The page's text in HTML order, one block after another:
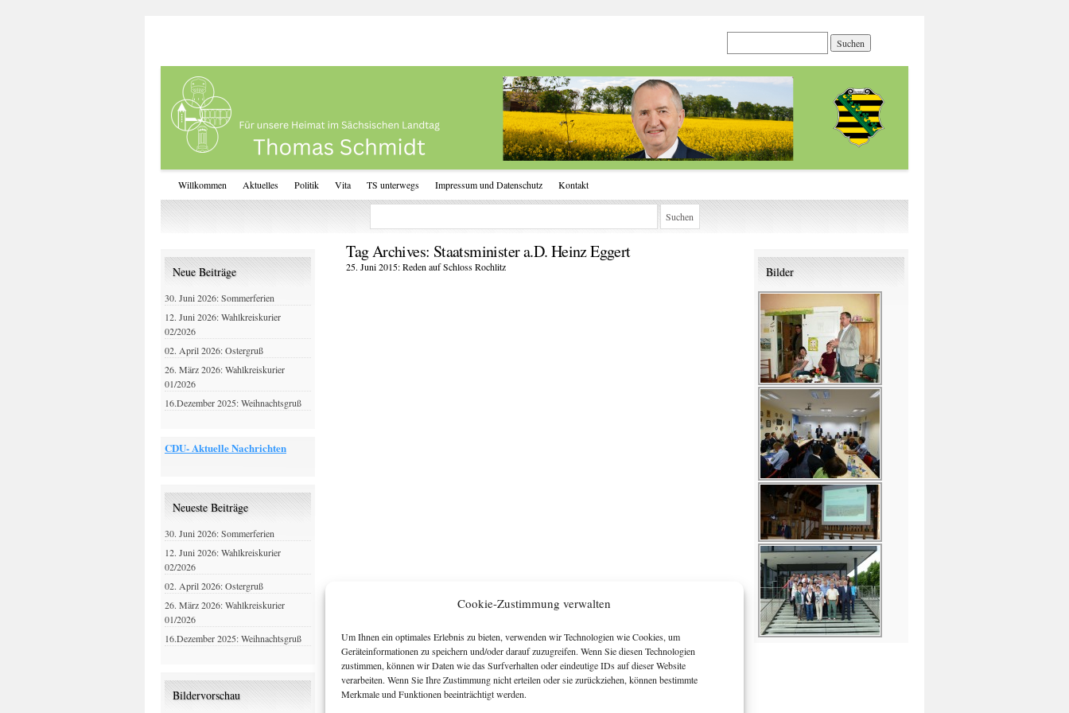
Cookie-Zustimmung verwalten
Um Ihnen ein optimales Erlebnis zu bieten, verwenden wir Technologien wie Cookies, um
Geräteinformationen zu speichern und/oder darauf zuzugreifen. Wenn Sie diesen Technologien
zustimmen, können wir Daten wie das Surfverhalten oder eindeutige IDs auf dieser Website
verarbeiten. Wenn Sie Ihre Zustimmung nicht erteilen oder sie zurückziehen, können bestimmte
Merkmale und Funktionen beeinträchtigt werden.
Willkommen Aktuelles Politik Vita TS unterwegs Impressum und Datenschutz Kontakt
Tag Archives: Staatsminister a.D. Heinz Eggert
25. Juni 2015: Reden auf Schloss Rochlitz
Neue Beiträge
30. Juni 2026: Sommerferien
12. Juni 2026: Wahlkreiskurier
02/2026
02. April 2026: Ostergruß
26. März 2026: Wahlkreiskurier
01/2026
16.Dezember 2025: Weihnachtsgruß
CDU- Aktuelle Nachrichten
Neueste Beiträge
30. Juni 2026: Sommerferien
12. Juni 2026: Wahlkreiskurier
02/2026
02. April 2026: Ostergruß
26. März 2026: Wahlkreiskurier
01/2026
16.Dezember 2025: Weihnachtsgruß
Bildervorschau
Bilder